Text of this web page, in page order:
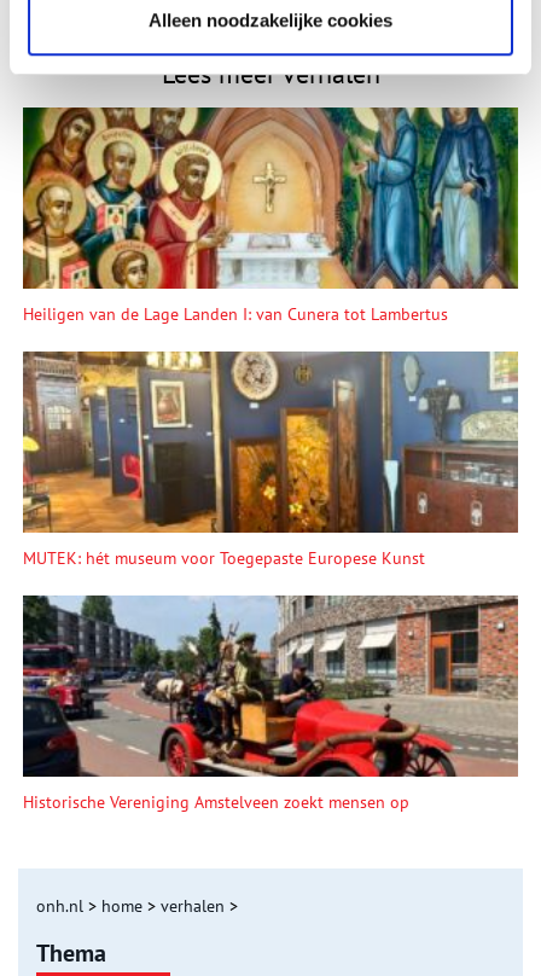
Alleen noodzakelijke cookies
Lees meer verhalen
Heiligen van de Lage Landen I: van Cunera tot Lambertus
MUTEK: hét museum voor Toegepaste Europese Kunst
Historische Vereniging Amstelveen zoekt mensen op
onh.nl > home > verhalen >
Thema